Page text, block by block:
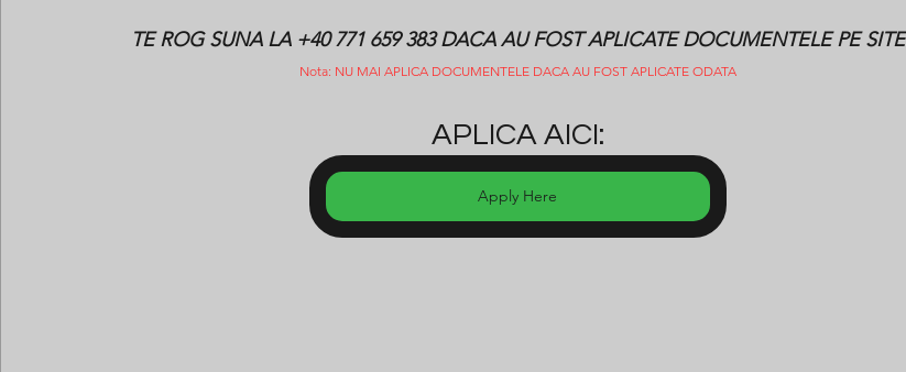
TE ROG SUNA LA +40 771 659 383 DACA AU FOST APLICATE DOCUMENTELE PE SITE
Nota: NU MAI APLICA DOCUMENTELE DACA AU FOST APLICATE ODATA
APLICA AICI:
Apply Here